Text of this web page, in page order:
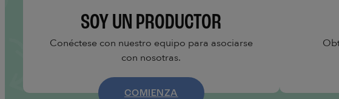
SOY UN PRODUCTOR
Conéctese con nuestro equipo para asociarse
con nosotras.
COMIENZA